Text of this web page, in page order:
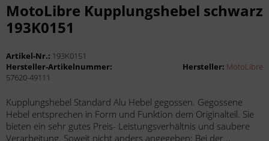
MotoLibre Kupplungshebel schwarz
193K0151
Artikel-Nr.: 193K0151
Hersteller: MotoLibre
Hersteller-Artikelnummer:
57620-49111
Kupplungshebel Standard Alu Hebel gegossen. Gegossene
Hebel entsprechen in Form und Funktion dem Originalteil. Sie
bieten ein sehr gutes Preis- Leistungsverhältnis und saubere
Verarbeitung. Soweit nicht anders angegeben: Bei der...